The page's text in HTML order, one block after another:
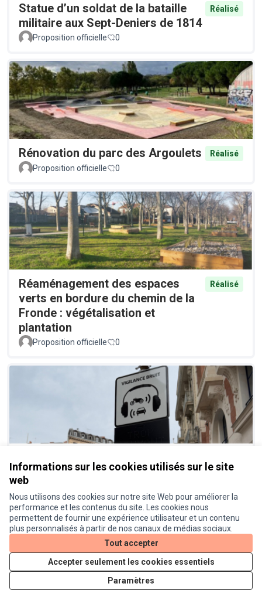
Informations sur les cookies utilisés sur le site
web
Nous utilisons des cookies sur notre site Web pour améliorer la
performance et les contenus du site. Les cookies nous
permettent de fournir une expérience utilisateur et un contenu
plus personnalisés à partir de nos canaux de médias sociaux.
Tout accepter
Accepter seulement les cookies essentiels
Paramètres
Statue d’un soldat de la bataille
militaire aux Sept-Deniers de 1814
Réalisé
Proposition officielle 0
Rénovation du parc des Argoulets
Réalisé
Proposition officielle
0
Réaménagement des espaces
verts en bordure du chemin de la
Fronde : végétalisation et
plantation
Réalisé
Proposition officielle 0
connaitre le niveau sonore des
véhicules
Proposition officielle 0